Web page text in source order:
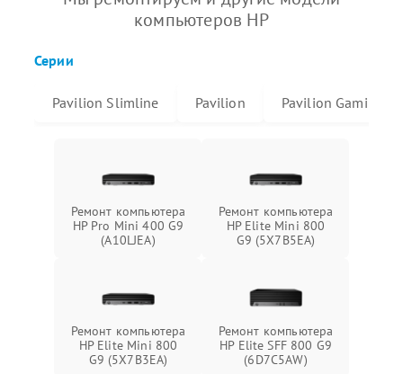
компьютеров HP
Серии
Pavilion Slimline Pavilion Pavilion Gaming
Ремонт компьютера
HP Pro Mini 400 G9
(A10LJEA)
Ремонт компьютера
HP Elite Mini 800
G9 (5X7B5EA)
Ремонт компьютера
HP Elite Mini 800
G9 (5X7B3EA)
Ремонт компьютера
HP Elite SFF 800 G9
(6D7C5AW)